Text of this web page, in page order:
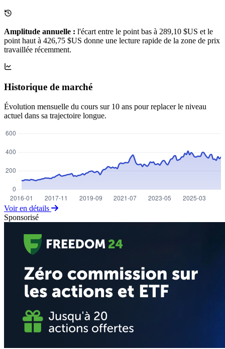
Amplitude annuelle : l'écart entre le point bas à 289,10 $US et le
point haut à 426,75 $US donne une lecture rapide de la zone de prix
travaillée récemment.
Historique de marché
Évolution mensuelle du cours sur 10 ans pour replacer le niveau
actuel dans sa trajectoire longue.
Voir en détails
Sponsorisé